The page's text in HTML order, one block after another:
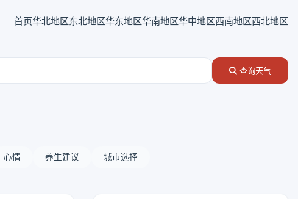
首页华北地区东北地区华东地区华南地区华中地区西南地区西北地区
查询天气
心情 养生建议 城市选择